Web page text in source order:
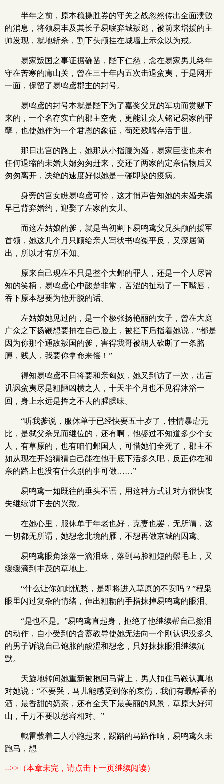
半年之前，原本稳操胜券的守关之战忽然传出全面溃败
的消息，将领易丰及其长子易唳弃城叛逃，被前来增援的主
帅发现，就地斩杀，割下头颅挂在城墙上示众以为戒。
易家叛国之事证据确凿，陛下仁慈，念在易家男儿终年
守在苦寒的庸山关，曾在三十年内五次击退蛮夷，于是网开
一面，保留了易鸣鸢郡主的封号。
易鸣鸢的封号本就是陛下为了嘉奖父兄的军功而赏赐下
来的，一个名存实亡的郡主空壳，更能让众人铭记易家的罪
孽，也使她作为一个君恩的象征，苟延残喘存活于世。
那日出宫的路上，她那从小指腹为婚，易家巨变也未有
任何退缩的未婚夫婿匆匆赶来，交还了两家的定亲信物后又
匆匆离开，决绝的速度好似她是一碰即染的疫病。
身旁的宫女瞧易鸣鸢可怜，这才悄声告知她的未婚夫婿
早已背弃婚约，迎娶了左家的女儿。
而这左姑娘的爹，就是当初割下易鸣鸢父兄头颅的援军
首领，她这几个月只顾给亲人写状书鸣冤平反，又深居简
出，所以才有所不知。
原来自己现在不只是整个大邺的罪人，还是一个人尽皆
知的笑柄，易鸣鸢心中酸楚非常，苦涩的扯动了一下嘴唇，
吞下原本想要为他开脱的话。
左姑娘她见过的，是一个极张扬艳丽的女子，曾在大庭
广众之下扬鞭想要抽在自己脸上，被拦下后指着她说，“都是
因为你那个通敌叛国的爹，害得我哥被胡人砍断了一条胳
膊，贱人，我要你拿命来偿！”
得知易鸣鸢不日将要和亲匈奴，她又到访了一次，出言
讥讽蛮夷尽是粗陋凶横之人，十天半个月也不见得沐浴一
回，身上永远是挥之不去的腥臊味。
“听我爹说，服休单于已经快要五十岁了，性情暴虐无
比，是弑父杀兄而继位的，还有啊，他娶过不知道多少个女
人，有草原的，也有咱们邺国人，可惜她们全死了，郡主不
如从现在开始猜猜自己能在他手底下活多久吧，反正你在和
亲的路上也没有什么别的事可做……”
易鸣鸢一如既往的垂头不语，用这种方式让对方很快丧
失继续讲下去的兴致。
在她心里，服休单于年老也好，克妻也罢，无所谓，这
一切都无所谓，她想念北境的雁，不想再做京城的囚鸢。
易鸣鸢眼角滚落一滴泪珠，落到马脸粗短的鬃毛上，又
缓缓滴到丰茂的草地上。
“什么让你如此忧愁，是即将进入草原的不安吗？”程枭
眼里闪过复杂的情绪，伸出粗粝的手指抹掉易鸣鸢的眼泪。
“是也不是。”易鸣鸢直起身，拒绝了他继续帮自己擦泪
的动作，自小受到的含蓄教导使她无法向一个刚认识没多久
的男子诉说自己饱胀的酸涩和想念，只好抹抹眼泪继续沉
默。
天旋地转间她重新被抱回马背上，男人扣住马鞍认真地
对她说：“不要哭，马儿能感受到你的哀伤，我们有最醇香的
酒，最香甜的奶茶，还有全天下最美丽的风景，草原大好河
山，千万不要以愁容相对。”
戟雷载着二人小跑起来，踢踏的马蹄作响，易鸣鸢久未
跑马，想
-->>（本章未完，请点击下一页继续阅读）